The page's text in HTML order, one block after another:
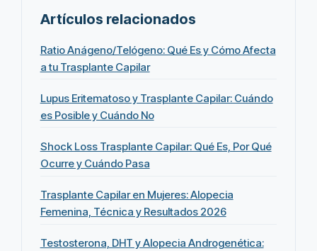
Artículos relacionados
Ratio Anágeno/Telógeno: Qué Es y Cómo Afecta
a tu Trasplante Capilar
Lupus Eritematoso y Trasplante Capilar: Cuándo
es Posible y Cuándo No
Shock Loss Trasplante Capilar: Qué Es, Por Qué
Ocurre y Cuándo Pasa
Trasplante Capilar en Mujeres: Alopecia
Femenina, Técnica y Resultados 2026
Testosterona, DHT y Alopecia Androgenética: